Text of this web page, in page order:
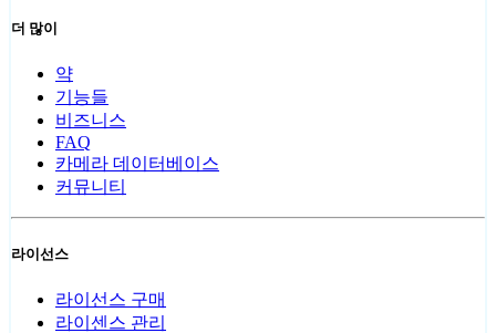
더 많이
약
기능들
비즈니스
FAQ
카메라 데이터베이스
커뮤니티
라이선스
라이선스 구매
라이센스 관리